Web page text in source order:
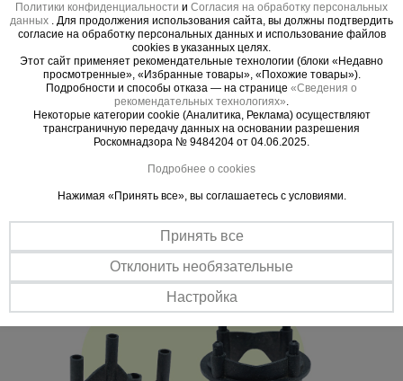
Важные преимущества –
эффективная работа
Адаптивная конструкция
Специальная форма дает возможность подобрать необходимый
защитный слой простым поворотом фиксатора, а также
наращивать его высоту.
Установка возможна на любой поверхности. При установке на
мягкий грунт или теплоизоляционные материалы необходимо
использовать подставку под фиксатор.
Политики конфиденциальности и Согласия на обработку персональных
данных
. Для продолжения использования сайта, вы должны подтвердить
согласие на обработку персональных данных и использование файлов
cookies в указанных целях.
Этот сайт применяет рекомендательные технологии (блоки «Недавно
просмотренные», «Избранные товары», «Похожие товары»).
Подробности и способы отказа — на странице «Сведения о
рекомендательных технологиях»
Некоторые категории cookie (Аналитика, Реклама) осуществляют
трансграничную передачу данных на основании разрешения
Роскомнадзора № 9484204 от 04.06.2025.
Подробнее о cookies
Нажимая «Принять все», вы соглашаетесь с условиями.
Принять все
Отклонить необязательные
Настройка